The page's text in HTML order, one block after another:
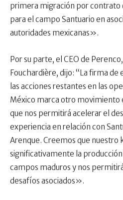
primera migración por contrato
para el campo Santuario en
autoridades mexicanas».
Por su parte, el CEO de
Fouchardière, dijo: “La firma de
las acciones restantes en las
México marca otro movimiento
que nos permitirá acelerar el
experiencia en relación con
Arenque. Creemos que
significativamente la
campos maduros y nos
desafíos asociados».